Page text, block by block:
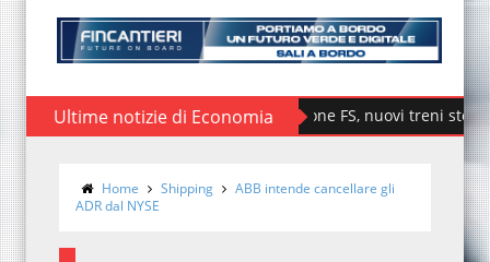
Ultime notizie di EconomiaFondazione FS, nuovi treni storici speciali
Home Shipping
ABB intende cancellare gli
ADR dal NYSE